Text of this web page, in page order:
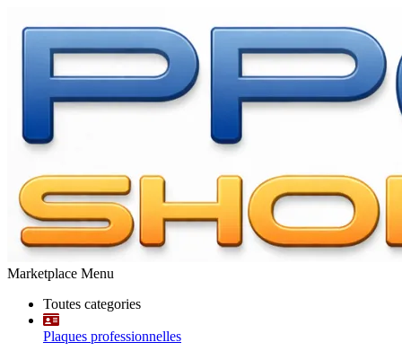
Marketplace Menu
Toutes categories
Plaques professionnelles